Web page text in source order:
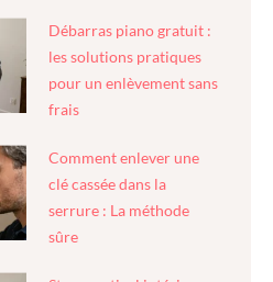
Débarras piano gratuit :
les solutions pratiques
pour un enlèvement sans
frais
Comment enlever une
clé cassée dans la
serrure : La méthode
sûre